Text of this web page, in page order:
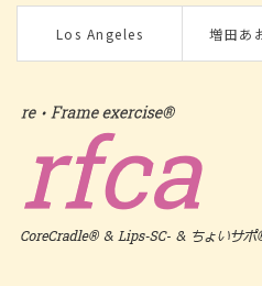
Los Angeles 増田あ